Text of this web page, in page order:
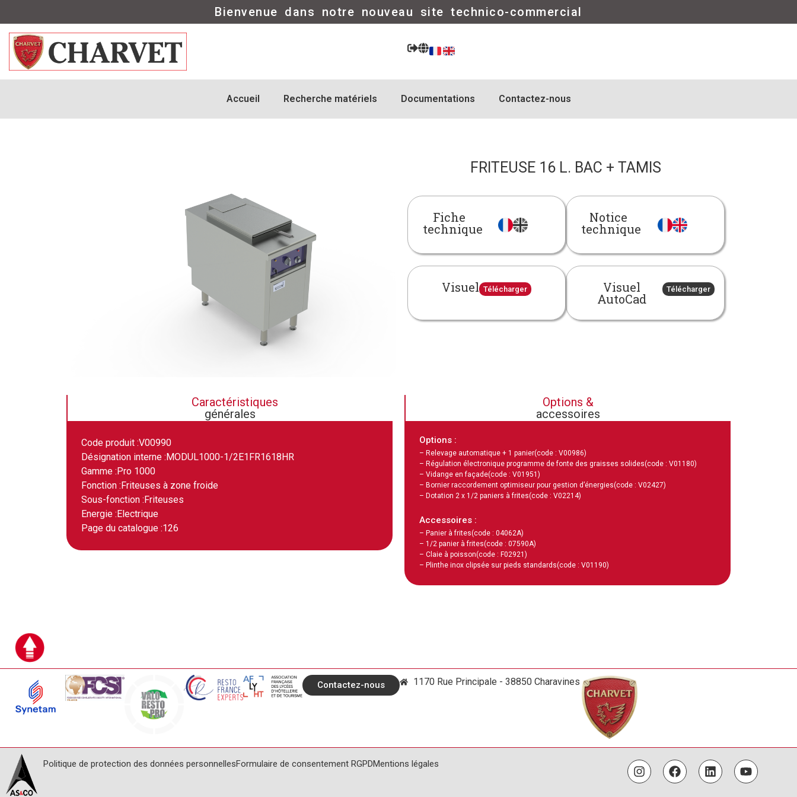
Bienvenue dans notre nouveau site technico-commercial
Accueil Recherche matériels Documentations Contactez-nous
FRITEUSE 16 L. BAC + TAMIS
Fiche
technique
Notice
technique
Visuel Télécharger Visuel
AutoCad
Télécharger
Caractéristiques
générales
Code produit :V00990
Désignation interne : MODUL1000-1/2E1FR1618HR
Gamme : Pro 1000
Fonction : Friteuses à zone froide
Sous-fonction : Friteuses
Energie : Electrique
Page du catalogue :126
Options &
accessoires
Options :
– Relevage automatique + 1 panier(code : V00986)
– Régulation électronique programme de fonte des graisses solides(code : V01180)
– Vidange en façade(code : V01951)
– Bornier raccordement optimiseur pour gestion d’énergies(code : V02427)
– Dotation 2 x 1/2 paniers à frites(code : V02214)
Accessoires :
– Panier à frites(code : 04062A)
– 1/2 panier à frites(code : 07590A)
– Claie à poisson(code : F02921)
– Plinthe inox clipsée sur pieds standards(code : V01190)
Contactez-nous 1170 Rue Principale - 38850 Charavines
Politique de protection des données personnellesFormulaire de consentement RGPDMentions légales